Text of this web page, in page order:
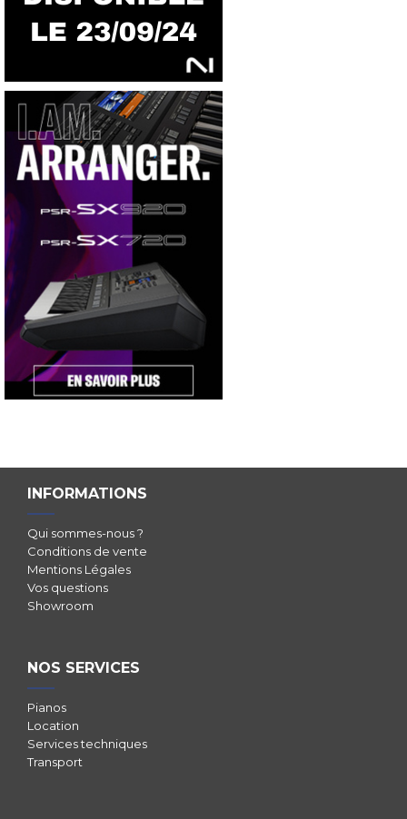
INFORMATIONS
Qui sommes-nous ?
Conditions de vente
Mentions Légales
Vos questions
Showroom
NOS SERVICES
Pianos
Location
Services techniques
Transport